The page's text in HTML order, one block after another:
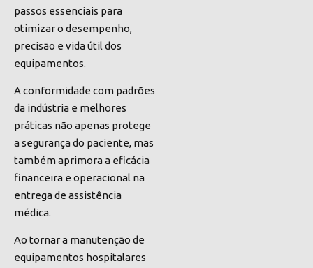
passos essenciais para
otimizar o desempenho,
precisão e vida útil dos
equipamentos.
A conformidade com padrões
da indústria e melhores
práticas não apenas protege
a segurança do paciente, mas
também aprimora a eficácia
financeira e operacional na
entrega de assistência
médica.
Ao tornar a manutenção de
equipamentos hospitalares